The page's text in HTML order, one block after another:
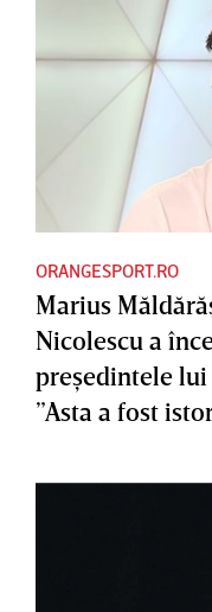
ORANGESPORT.RO
Marius
Nicolescu a
preşedintele
”Asta a fost